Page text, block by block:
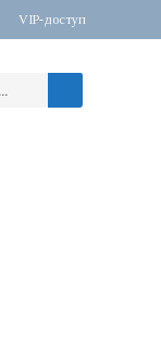
VIP-доступ